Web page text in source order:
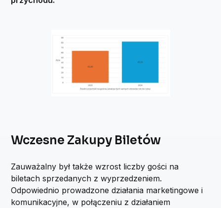
Wczesne Zakupy Biletów
Zauważalny był także wzrost liczby gości na
biletach sprzedanych z wyprzedzeniem.
Odpowiednio prowadzone działania marketingowe i
komunikacyjne, w połączeniu z działaniem